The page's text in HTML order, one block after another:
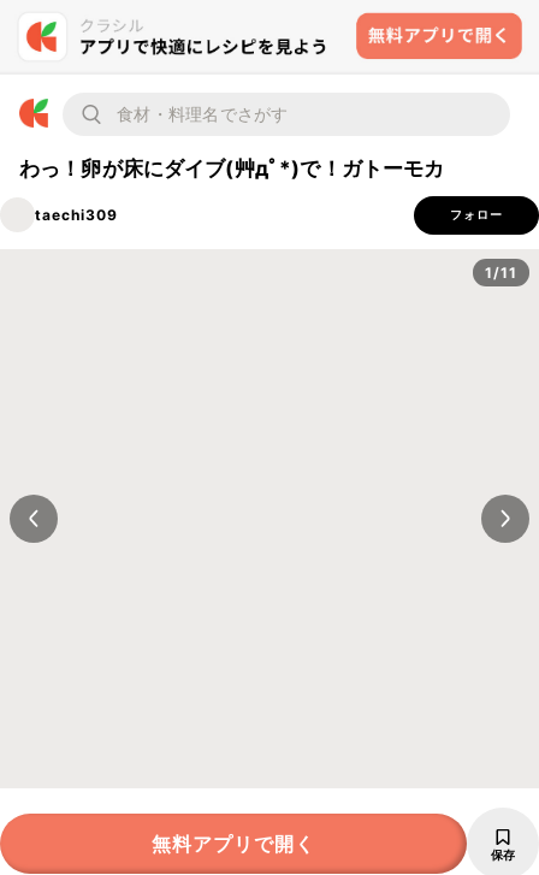
わっ！卵が床にダイブ(艸дﾟ*)で！ガトーモカ
taechi309 フォロー
1/11
無料アプリで開く 保存